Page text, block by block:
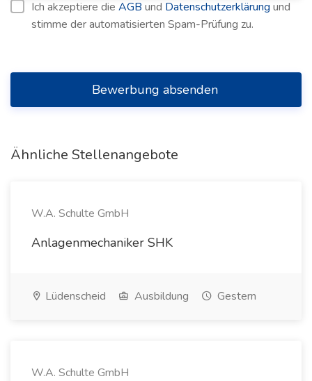
Ich akzeptiere die AGB und Datenschutzerklärung und
stimme der automatisierten Spam-Prüfung zu.
Bewerbung absenden
Ähnliche Stellenangebote
W.A. Schulte GmbH
Anlagenmechaniker SHK
Lüdenscheid Ausbildung Gestern
W.A. Schulte GmbH